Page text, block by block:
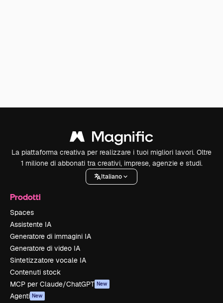
La piattaforma creativa per realizzare i tuoi migliori lavori. Oltre
1 milione di abbonati tra creativi, imprese, agenzie e studi.
Italiano
Prodotti
Spaces
Assistente IA
Generatore di immagini IA
Generatore di video IA
Sintetizzatore vocale IA
Contenuti stock
MCP per Claude/ChatGPT New
Agenti New